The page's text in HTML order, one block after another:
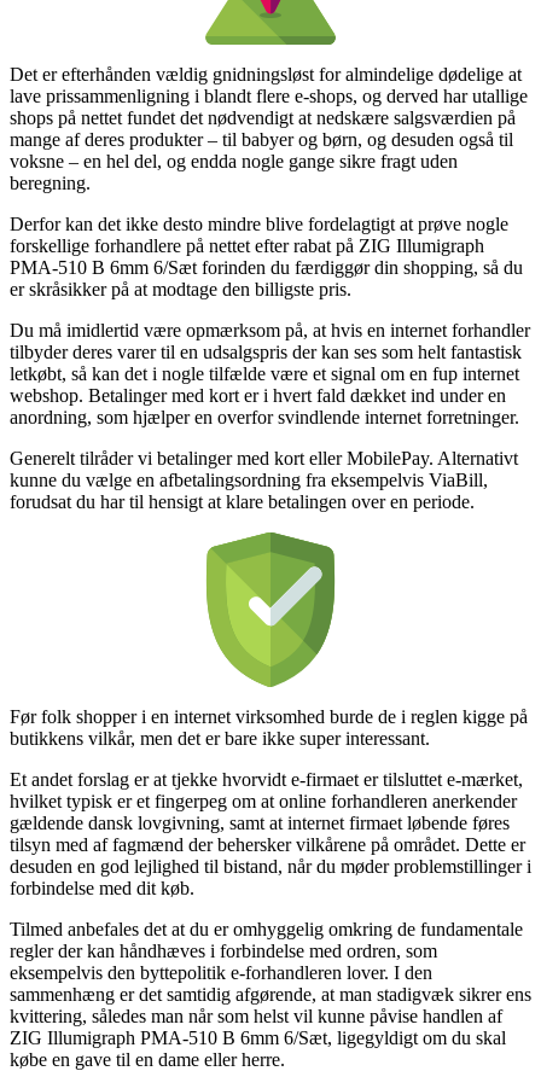
Det er efterhånden vældig gnidningsløst for almindelige dødelige at
lave prissammenligning i blandt flere e-shops, og derved har utallige
shops på nettet fundet det nødvendigt at nedskære salgsværdien på
mange af deres produkter – til babyer og børn, og desuden også til
voksne – en hel del, og endda nogle gange sikre fragt uden
beregning.
Derfor kan det ikke desto mindre blive fordelagtigt at prøve nogle
forskellige forhandlere på nettet efter rabat på ZIG Illumigraph
PMA-510 B 6mm 6/Sæt forinden du færdiggør din shopping, så du
er skråsikker på at modtage den billigste pris.
Du må imidlertid være opmærksom på, at hvis en internet forhandler
tilbyder deres varer til en udsalgspris der kan ses som helt fantastisk
letkøbt, så kan det i nogle tilfælde være et signal om en fup internet
webshop. Betalinger med kort er i hvert fald dækket ind under en
anordning, som hjælper en overfor svindlende internet forretninger.
Generelt tilråder vi betalinger med kort eller MobilePay. Alternativt
kunne du vælge en afbetalingsordning fra eksempelvis ViaBill,
forudsat du har til hensigt at klare betalingen over en periode.
Før folk shopper i en internet virksomhed burde de i reglen kigge på
butikkens vilkår, men det er bare ikke super interessant.
Et andet forslag er at tjekke hvorvidt e-firmaet er tilsluttet e-mærket,
hvilket typisk er et fingerpeg om at online forhandleren anerkender
gældende dansk lovgivning, samt at internet firmaet løbende føres
tilsyn med af fagmænd der behersker vilkårene på området. Dette er
desuden en god lejlighed til bistand, når du møder problemstillinger i
forbindelse med dit køb.
Tilmed anbefales det at du er omhyggelig omkring de fundamentale
regler der kan håndhæves i forbindelse med ordren, som
eksempelvis den byttepolitik e-forhandleren lover. I den
sammenhæng er det samtidig afgørende, at man stadigvæk sikrer ens
kvittering, således man når som helst vil kunne påvise handlen af
ZIG Illumigraph PMA-510 B 6mm 6/Sæt, ligegyldigt om du skal
købe en gave til en dame eller herre.